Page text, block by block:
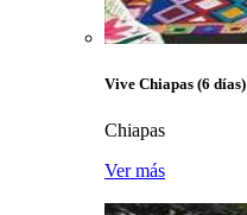
Vive Chiapas (6 días)
Chiapas
Ver más